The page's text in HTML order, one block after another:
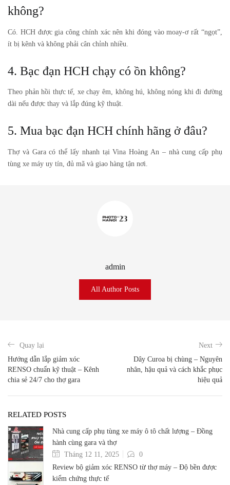
không?
Có. HCH được gia công chính xác nên khi đóng vào moay-ơ rất “ngọt”,
ít bị kênh và không phải cân chỉnh nhiều.
4. Bạc đạn HCH chạy có ồn không?
Theo phản hồi thực tế, xe chạy êm, không hú, không nóng khi đi đường
dài nếu được thay và lắp đúng kỹ thuật.
5. Mua bạc đạn HCH chính hãng ở đâu?
Thợ và Gara có thể lấy nhanh tạiVina Hoàng An – nhà cung cấp phụ
tùng xe máy uy tín, đủ mã và giao hàng tận nơi.
admin
All Author Posts
Quay lại
Hướng dẫn lắp giảm xóc
RENSO chuẩn kỹ thuật – Kênh
chia sẻ 24/7 cho thợ gara
Next
Dây Curoa bị chùng – Nguyên
nhân, hậu quả và cách khắc phục
hiệu quả
RELATED POSTS
Nhà cung cấp phụ tùng xe máy ô tô chất lượng – Đồng
hành cùng gara và thợ
Tháng 12 11, 2025
0
Review bộ giảm xóc RENSO từ thợ máy – Độ bền được
kiểm chứng thực tế